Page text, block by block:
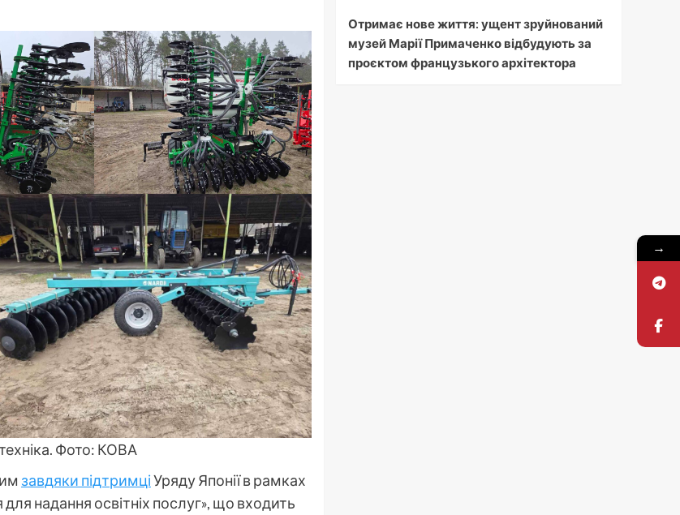
Фото: КОВА
завдяки підтримціУряду Японії в рамках
надання освітніх послуг», що входить
Отримає нове життя: ущент зруйнований
музей Марії Примаченко відбудують за
проєктом французького архітектора
→